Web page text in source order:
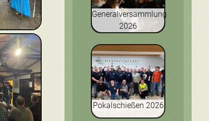
Generalversammlung
2026
Pokalschießen 2026